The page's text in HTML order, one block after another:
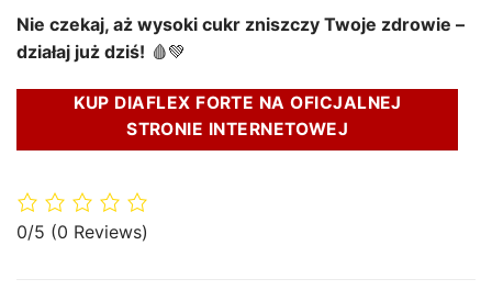
Nie czekaj, aż wysoki cukr zniszczy Twoje zdrowie –
działaj już dziś! 🩸💚
KUP DIAFLEX FORTE NA OFICJALNEJ
STRONIE INTERNETOWEJ
0/5 (0 Reviews)